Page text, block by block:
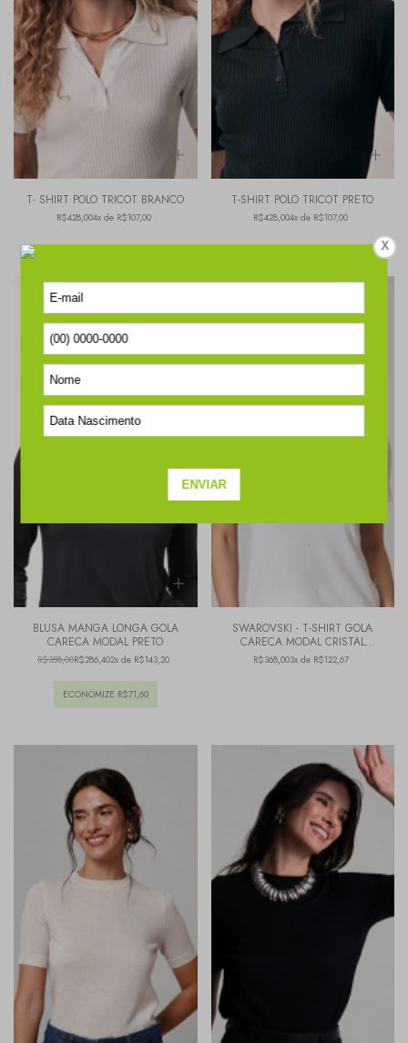
T- SHIRT POLO TRICOT BRANCO
R$428,004x de R$107,00
T-SHIRT POLO TRICOT PRETO
R$428,004x de R$107,00
BLUSA MANGA LONGA GOLA
CARECA MODAL PRETO
R$358,00R$286,402x de R$143,20
ECONOMIZE R$71,60
SWAROVSKI - T-SHIRT GOLA
CARECA MODAL CRISTAL
BRANCO
R$368,003x de R$122,67
X